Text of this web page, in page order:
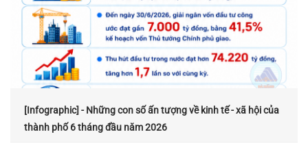
[Infographic] - Những con số ấn tượng về kinh tế - xã hội của
thành phố 6 tháng đầu năm 2026